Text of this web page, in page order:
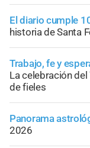
El diario cumple
historia de Santa
Trabajo, fe y
La celebración
de fieles
Panorama
2026